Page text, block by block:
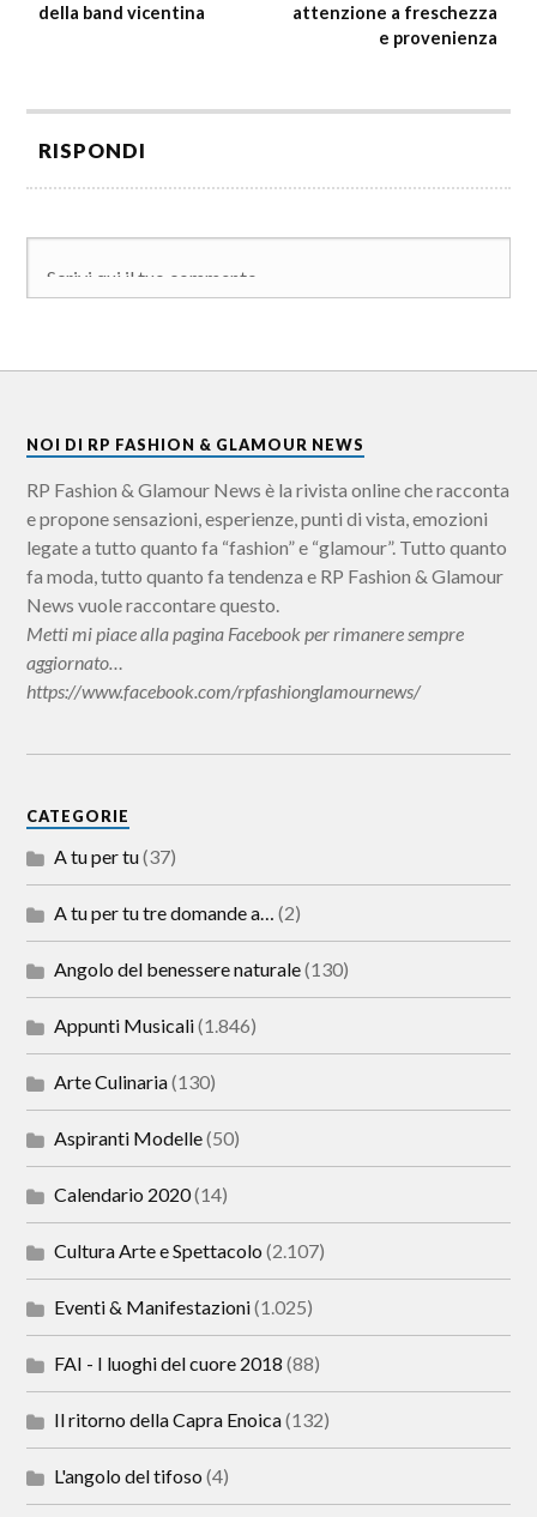
della band vicentina
attenzione a freschezza
e provenienza
RISPONDI
NOI DI RP FASHION & GLAMOUR NEWS
RP Fashion & Glamour News è la rivista online che racconta
e propone sensazioni, esperienze, punti di vista, emozioni
legate a tutto quanto fa “fashion” e “glamour”. Tutto quanto
fa moda, tutto quanto fa tendenza e RP Fashion & Glamour
News vuole raccontare questo.
Metti mi piace alla pagina Facebook per rimanere sempre
aggiornato…
https://www.facebook.com/rpfashionglamournews/
CATEGORIE
A tu per tu(37)
A tu per tu tre domande a… (2)
Angolo del benessere naturale(130)
Appunti Musicali(1.846)
Arte Culinaria(130)
Aspiranti Modelle(50)
Calendario 2020(14)
Cultura Arte e Spettacolo (2.107)
Eventi & Manifestazioni(1.025)
FAI - I luoghi del cuore 2018 (88)
Il ritorno della Capra Enoica(132)
L'angolo del tifoso (4)